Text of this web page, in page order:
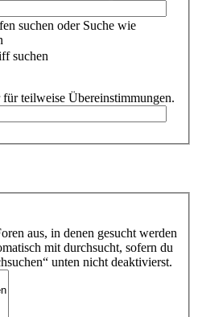
suchen oder Suche wie
suchen
teilweise Übereinstimmungen.
aus, in denen gesucht werden
mit durchsucht, sofern du
unten nicht deaktivierst.